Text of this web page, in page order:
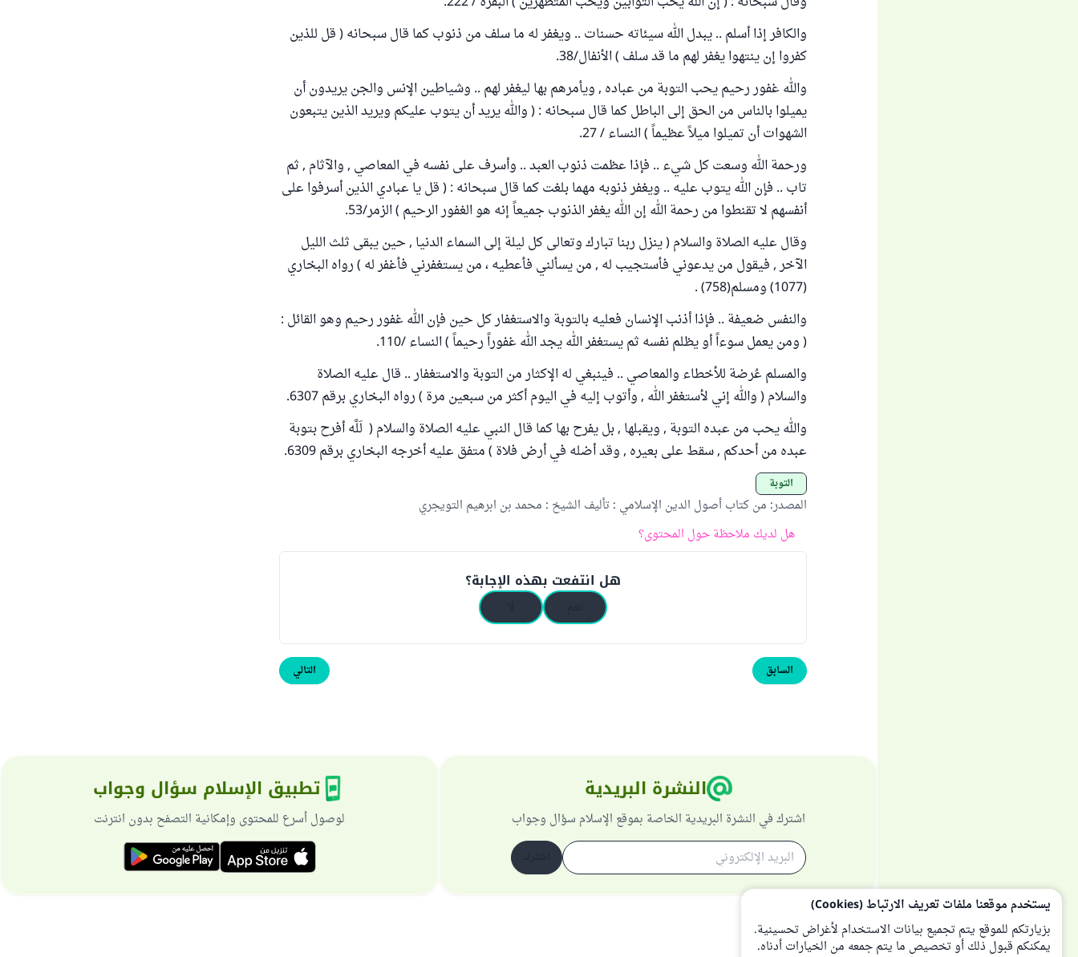
والكافر إذا أسلم .. يبدل الله سيئاته حسنات .. ويغفر له ما سلف من ذنوب كما قال سبحانه ( قل للذين
كفروا إن ينتهوا يغفر لهم ما قد سلف ) الأنفال/38.
والله غفور رحيم يحب التوبة من عباده , ويأمرهم بها ليغفر لهم .. وشياطين الإنس والجن يريدون أن
يميلوا بالناس من الحق إلى الباطل كما قال سبحانه : ( والله يريد أن يتوب عليكم ويريد الذين يتبعون
الشهوات أن تميلوا ميلاً عظيماً ) النساء / 27.
ورحمة الله وسعت كل شيء .. فإذا عظمت ذنوب العبد .. وأسرف على نفسه في المعاصي , والآثام , ثم
تاب .. فإن الله يتوب عليه .. ويغفر ذنوبه مهما بلغت كما قال سبحانه : ( قل يا عبادي الذين أسرفوا على
أنفسهم لا تقنطوا من رحمة الله إن الله يغفر الذنوب جميعاً إنه هو الغفور الرحيم ) الزمر/53.
وقال عليه الصلاة والسلام ( ينزل ربنا تبارك وتعالى كل ليلة إلى السماء الدنيا , حين يبقى ثلث الليل
الآخر , فيقول من يدعوني فأستجيب له , من يسألني فأعطيه ، من يستغفرني فأغفر له ) رواه البخاري
(1077) ومسلم(758) .
والنفس ضعيفة .. فإذا أذنب الإنسان فعليه بالتوبة والاستغفار كل حين فإن الله غفور رحيم وهو القائل :
( ومن يعمل سوءاً أو يظلم نفسه ثم يستغفر الله يجد الله غفوراً رحيماً ) النساء /110.
والمسلم عُرضة للأخطاء والمعاصي .. فينبغي له الإكثار من التوبة والاستغفار .. قال عليه الصلاة
والسلام ( والله إني لأستغفر الله , وأتوب إليه في اليوم أكثر من سبعين مرة ) رواه البخاري برقم 6307.
والله يحب من عبده التوبة , ويقبلها , بل يفرح بها كما قال النبي عليه الصلاة والسلام ( لَلَّه أفرح بتوبة
عبده من أحدكم , سقط على بعيره , وقد أضله في أرض فلاة ) متفق عليه أخرجه البخاري برقم 6309.
التوبة
المصدر: من كتاب أصول الدين الإسلامي : تأليف الشيخ : محمد بن ابرهيم التويجري
هل لديك ملاحظة حول المحتوى؟
هل انتفعت بهذه الإجابة؟
السابق التالي
النشرة البريدية
اشترك في النشرة البريدية الخاصة بموقع الإسلام سؤال وجواب
تطبيق الإسلام سؤال وجواب
لوصول أسرع للمحتوى وإمكانية التصفح بدون انترنت
يستخدم موقعنا ملفات تعريف الارتباط (Cookies)
بزيارتكم للموقع يتم تجميع بيانات الاستخدام لأغراض تحسينية.
يمكنكم قبول ذلك أو تخصيص ما يتم جمعه من الخيارات أدناه.